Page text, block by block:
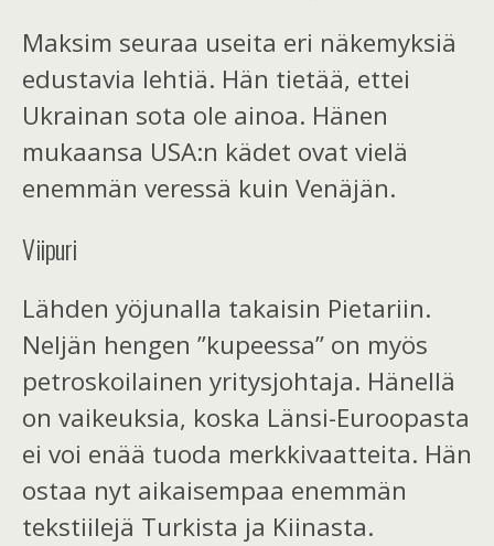
Maksim seuraa useita eri näkemyksiä
edustavia lehtiä. Hän tietää, ettei
Ukrainan sota ole ainoa. Hänen
mukaansa USA:n kädet ovat vielä
enemmän veressä kuin Venäjän.
Viipuri
Lähden yöjunalla takaisin Pietariin.
Neljän hengen ”kupeessa” on myös
petroskoilainen yritysjohtaja. Hänellä
on vaikeuksia, koska Länsi-Euroopasta
ei voi enää tuoda merkkivaatteita. Hän
ostaa nyt aikaisempaa enemmän
tekstiilejä Turkista ja Kiinasta.